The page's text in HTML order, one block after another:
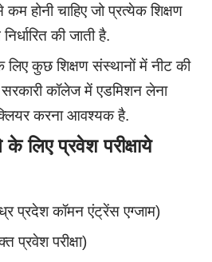
होनी चाहिए जो प्रत्येक शिक्षण
की जाती है.
कुछ शिक्षण संस्थानों में नीट की
कॉलेज में एडमिशन लेना
करना आवश्यक है.
लिए प्रवेश परीक्षाये
प्रदेश कॉमन एंट्रेंस एग्जाम)
परीक्षा)